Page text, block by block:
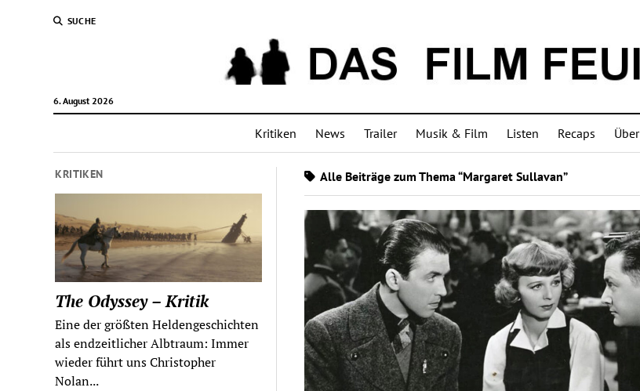
SUCHE
6. August 2026
Kritiken News Trailer Musik & Film Listen Recaps Über
KRITIKEN
The Odyssey – Kritik
Eine der größten Heldengeschichten
als endzeitlicher Albtraum: Immer
wieder führt uns Christopher
Nolan...
Alle Beiträge zum Thema “Margaret Sullavan”